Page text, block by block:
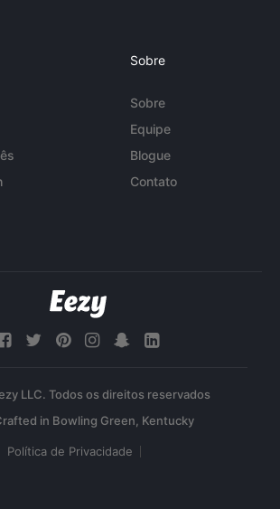
Sobre
Sobre
Equipe
Blogue
Contato
LLC. Todos os direitos reservados
Política de Privacidade